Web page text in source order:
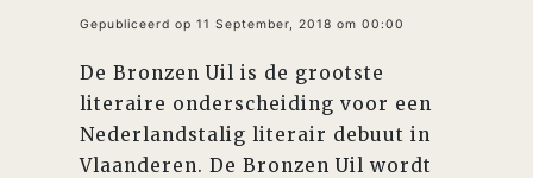
Gepubliceerd op 11 September, 2018 om 00:00
De Bronzen Uil is de grootste
literaire onderscheiding voor een
Nederlandstalig literair debuut in
Vlaanderen. De Bronzen Uil wordt